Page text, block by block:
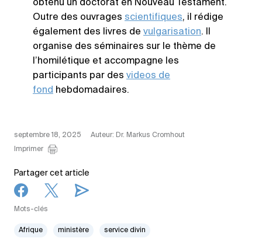
obtenu un doctorat en Nouveau Testament.
Outre des ouvrages scientifiques, il rédige
également des livres de vulgarisation. Il
organise des séminaires sur le thème de
l’homilétique et accompagne les
participants par des videos de
fond hebdomadaires.
septembre 18, 2025
Auteur: Dr. Markus Cromhout
Imprimer
Partager cet article
Mots-clés
Afrique ministère service divin